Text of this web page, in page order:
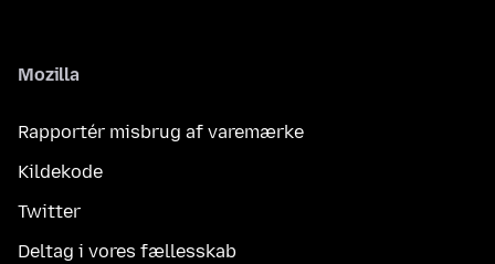
Mozilla
Rapportér misbrug af varemærke
Kildekode
Twitter
Deltag i vores fællesskab